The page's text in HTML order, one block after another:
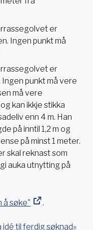
er
Ingen punkt må
er
Ingen punkt må vere
må vere
kan ikkje stikka
enn 4 m. Han
på inntil 1,2 m og
på minst 1 meter.
skal reknast som
auka utnytting på
å søke" .
til ferdig søknad»